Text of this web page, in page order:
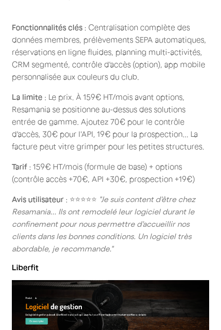
Fonctionnalités clés : Centralisation complète des
données membres, prélèvements SEPA automatiques,
réservations en ligne fluides, planning multi-activités,
CRM segmenté, contrôle d'accès (option), app mobile
personnalisée aux couleurs du club.
La limite : Le prix. À 159€ HT/mois avant options,
Resamania se positionne au-dessus des solutions
entrée de gamme. Ajoutez 70€ pour le contrôle
d'accès, 30€ pour l'API, 19€ pour la prospection... La
facture peut vitre grimper pour les petites structures.
Tarif : 159€ HT/mois (formule de base) + options
(contrôle accès +70€, API +30€, prospection +19€)
Avis utilisateur : ⭐⭐⭐⭐⭐ "Je suis content d'être chez
Resamania... Ils ont remodelé leur logiciel durant le
confinement pour nous permettre d'accueillir nos
clients dans les bonnes conditions. Un logiciel très
abordable, je recommande."
Liberfit